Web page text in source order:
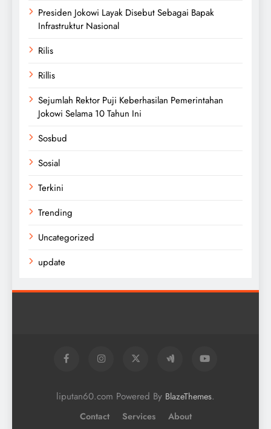
Presiden Jokowi Layak Disebut Sebagai Bapak
Infrastruktur Nasional
Rilis
Rillis
Sejumlah Rektor Puji Keberhasilan Pemerintahan
Jokowi Selama 10 Tahun Ini
Sosbud
Sosial
Terkini
Trending
Uncategorized
update
liputan60.com Powered By BlazeThemes.
Contact Services About